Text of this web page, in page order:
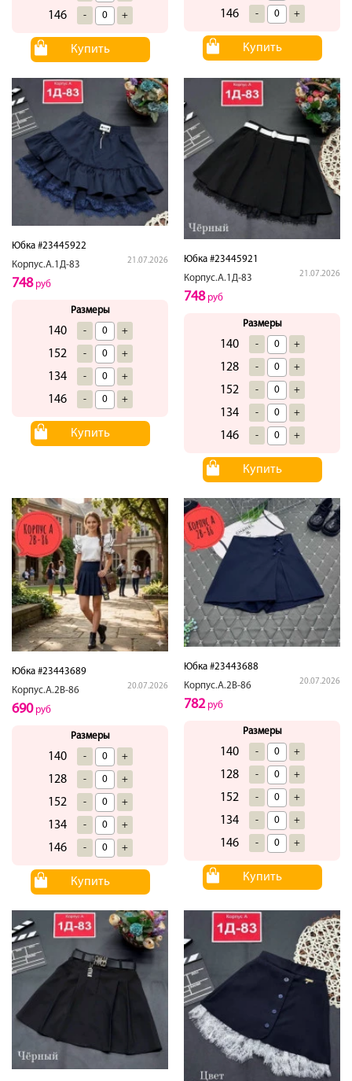
146 - +
Купить
146 - +
Купить
Юбка #23445922
Корпус.А.1Д-83
21.07.2026
748руб
Размеры
140 - +
152 - +
134 - +
146 - +
Купить
Юбка #23445921
Корпус.А.1Д-83
21.07.2026
748руб
Размеры
140 - +
128 - +
152 - +
134 - +
146 - +
Купить
Юбка #23443689
Корпус.А.2В-86
20.07.2026
690руб
Размеры
140 - +
128 - +
152 - +
134 - +
146 - +
Купить
Юбка #23443688
Корпус.А.2В-86
20.07.2026
782руб
Размеры
140 - +
128 - +
152 - +
134 - +
146 - +
Купить